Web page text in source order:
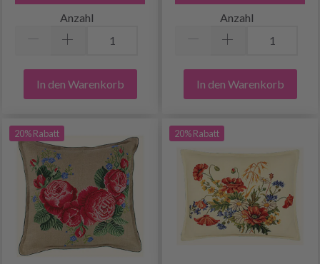
Anzahl
In den Warenkorb
Anzahl
In den Warenkorb
20% Rabatt 20% Rabatt